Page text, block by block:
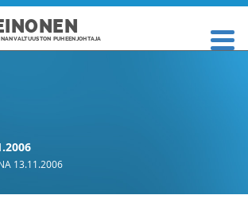
PUHEENJOHTAJA
13.11.2006